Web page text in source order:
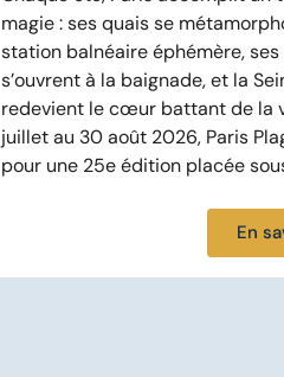
magie : ses quais se
station balnéaire éphémère,
s’ouvrent à la baignade, et la
redevient le cœur battant de la
juillet au 30 août 2026, Paris
pour une 25e édition placée
En